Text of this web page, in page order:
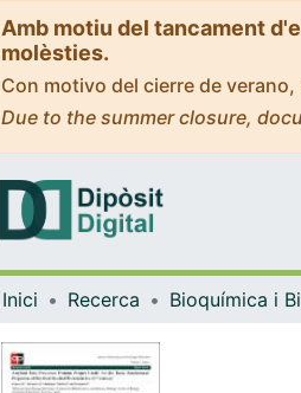
Amb motiu del tancament
molèsties.
Con motivo del cierre de
Due to the summer closure,
Inici Recerca